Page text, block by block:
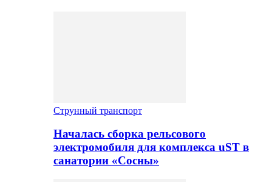
Струнный транспорт
Началась сборка рельсового
электромобиля для комплекса uST в
санатории «Сосны»